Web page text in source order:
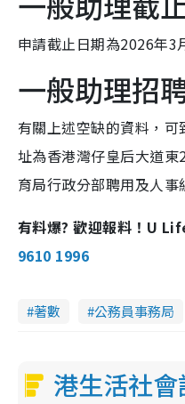
申請截止日期為2026年3
一般助理招
有關上述空缺的資料，
址為香港灣仔皇后大道
育局行政分部聘用及人事
有料爆? 歡迎報料！U
9610 1996
著數 公務員事務局
港生活社會